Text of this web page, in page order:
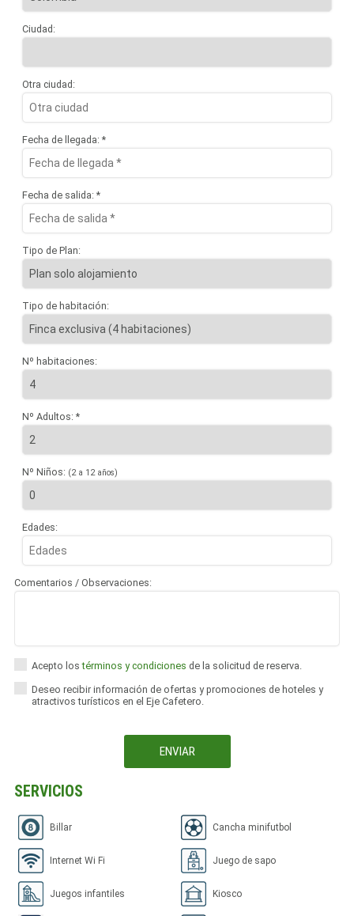
Ciudad:
Otra ciudad:
Fecha de llegada: *
Fecha de salida: *
Tipo de Plan:
Tipo de habitación:
Nº habitaciones:
Nº Adultos: *
Nº Niños: (2 a 12 años)
Edades:
Comentarios / Observaciones:
Acepto lostérminos y condiciones de la solicitud de reserva.
Deseo recibir información de ofertas y promociones de hoteles y
atractivos turísticos en el Eje Cafetero.
SERVICIOS
Billar Cancha minifutbol
Internet Wi Fi Juego de sapo
Juegos infantiles Kiosco